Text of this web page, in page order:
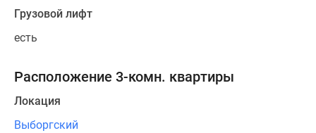
Грузовой лифт
есть
Расположение 3-комн. квартиры
Локация
Выборгский